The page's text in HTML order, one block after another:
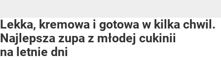
Lekka, kremowa i gotowa w kilka chwil.
Najlepsza zupa z młodej cukinii
na letnie dni